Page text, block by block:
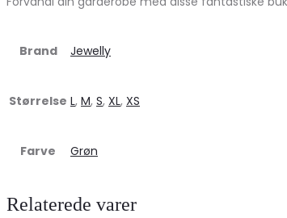
Brand Jewelly
Størrelse L, M, S, XL, XS
Farve Grøn
Relaterede varer